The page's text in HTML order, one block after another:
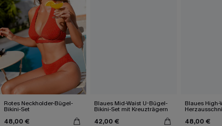
Rotes Neckholder-Bügel-
Bikini-Set
48,00 €
Blaues Mid-Waist U-Bügel-
Bikini-Set mit Kreuzträgern
42,00 €
Blaues High-
48,00 €